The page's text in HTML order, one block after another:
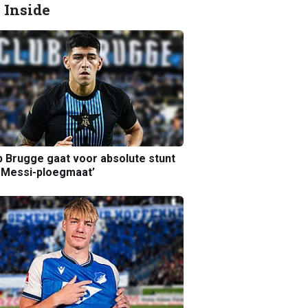
Inside
Brugge gaat voor absolute stunt
ploegmaat’